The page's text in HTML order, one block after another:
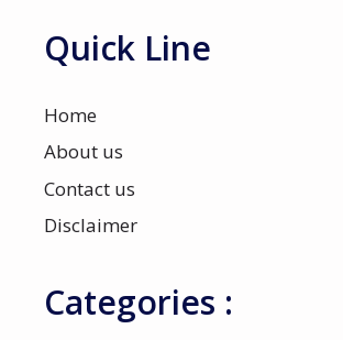
Quick Line
Home
About us
Contact us
Disclaimer
Categories :